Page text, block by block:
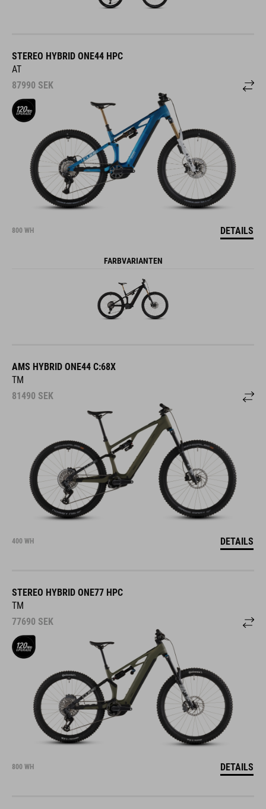
STEREO HYBRID ONE44 HPC
AT
87990 SEK
DETAILS
AMS HYBRID ONE44 C:68X
TM
81490 SEK
DETAILS
STEREO HYBRID ONE77 HPC
TM
77690 SEK
DETAILS